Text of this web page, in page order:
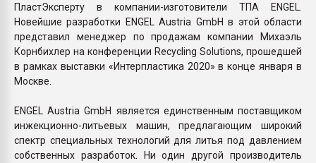
ПластЭксперту в компании-изготовители ТПА ENGEL.
Новейшие разработки ENGEL Austria GmbH в этой области
представил менеджер по продажам компании Михаэль
Корнбихлер на конференции Recycling Solutions, прошедшей
в рамках выставки «Интерпластика 2020» в конце января в
Москве.
ENGEL Austria GmbH является единственным поставщиком
инжекционно-литьевых машин, предлагающим широкий
спектр специальных технологий для литья под давлением
собственных разработок. Ни один другой производитель